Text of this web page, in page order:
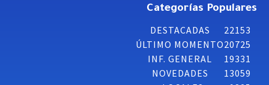
Categorías Populares
DESTACADAS
22153
ÚLTIMO MOMENTO20725
INF. GENERAL
19331
NOVEDADES
13059